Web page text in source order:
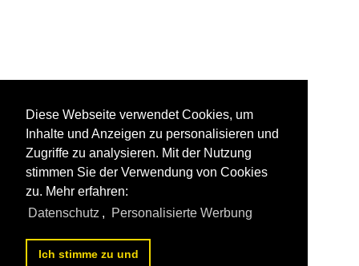
Diese Webseite verwendet Cookies, um
Inhalte und Anzeigen zu personalisieren und
Zugriffe zu analysieren. Mit der Nutzung
stimmen Sie der Verwendung von Cookies
zu. Mehr erfahren:
Datenschutz , Personalisierte Werbung
Ich stimme zu und